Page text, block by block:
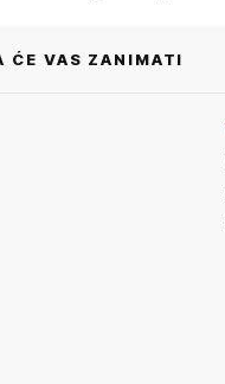
ĆE VAS ZANIMATI